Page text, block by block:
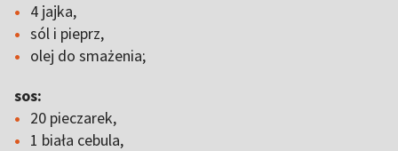
4 jajka,
sól i pieprz,
olej do smażenia;
sos:
20 pieczarek,
1 biała cebula,